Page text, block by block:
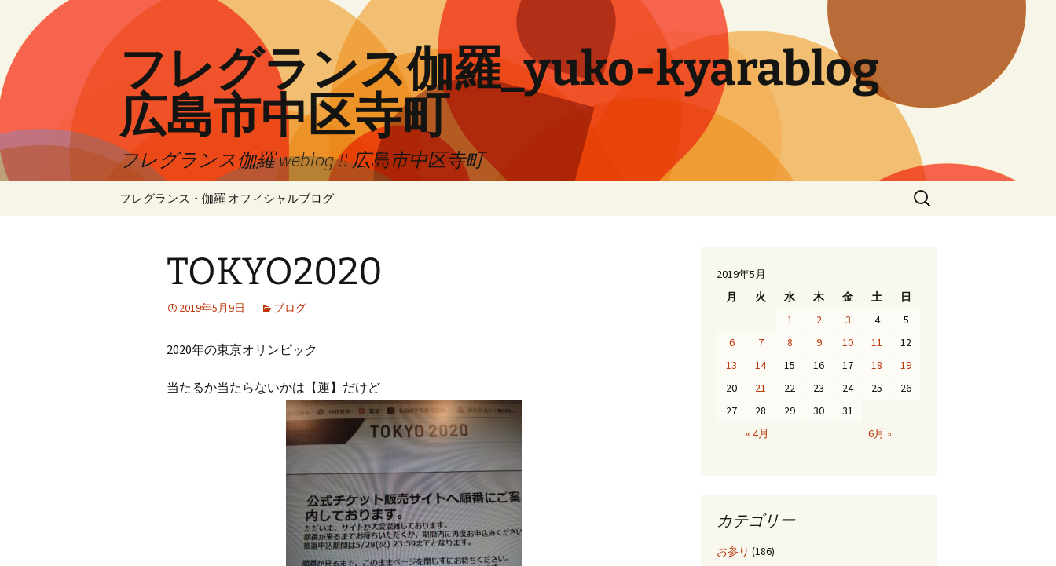
ン
ツ
へ
ッ
プ
フレグランス伽羅_yuko-kyarablog
広島市中区寺町
フレグランス伽羅 weblog !! 広島市中区寺町
フレグランス・伽羅 オフィシャルブログ
検
索:
TOKYO2020
2019年5月9日 ブログ
2020年の東京オリンピック
当たるか当たらないかは【運】だけど
2019年5月
月
火 水 木 金 土
日
1
2 3 4
5
6
7 8 9 10 11
12
13
14 15 16 17 18
19
20
21 22 23 24 25
26
27
28 29 30
31
« 4月
6月 »
カテゴリー
お参り (186)